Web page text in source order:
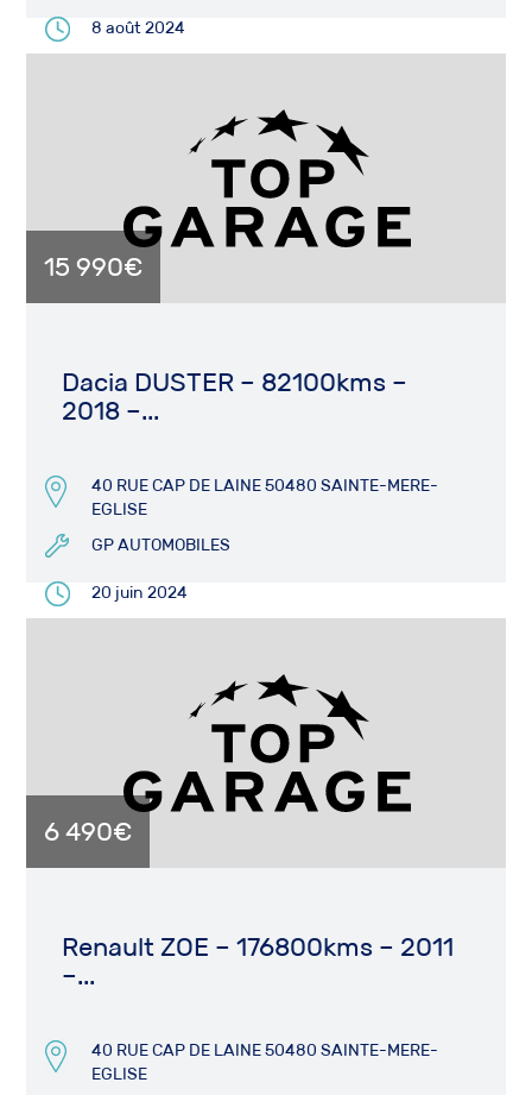
8 août 2024
15 990€
Dacia DUSTER – 82100kms –
2018 –...
40 RUE CAP DE LAINE 50480 SAINTE-MERE-
EGLISE
GP AUTOMOBILES
20 juin 2024
6 490€
Renault ZOE – 176800kms – 2011
–...
40 RUE CAP DE LAINE 50480 SAINTE-MERE-
EGLISE